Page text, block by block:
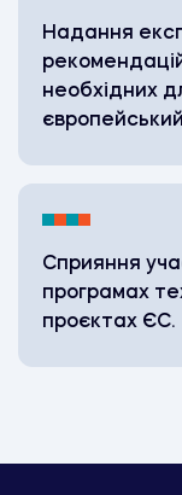
Надання
необхідних
Сприяння
програмах
проєктах ЄС.